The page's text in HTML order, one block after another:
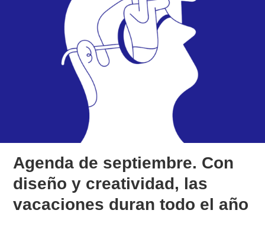
Agenda de septiembre. Con
diseño y creatividad, las
vacaciones duran todo el año